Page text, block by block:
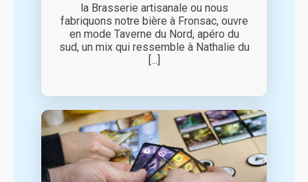
la Brasserie artisanale ou nous
fabriquons notre bière à Fronsac, ouvre
en mode Taverne du Nord, apéro du
sud, un mix qui ressemble à Nathalie du
[...]